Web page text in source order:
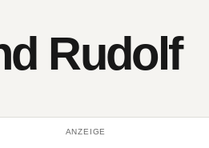
Rudolf
ANZEIGE